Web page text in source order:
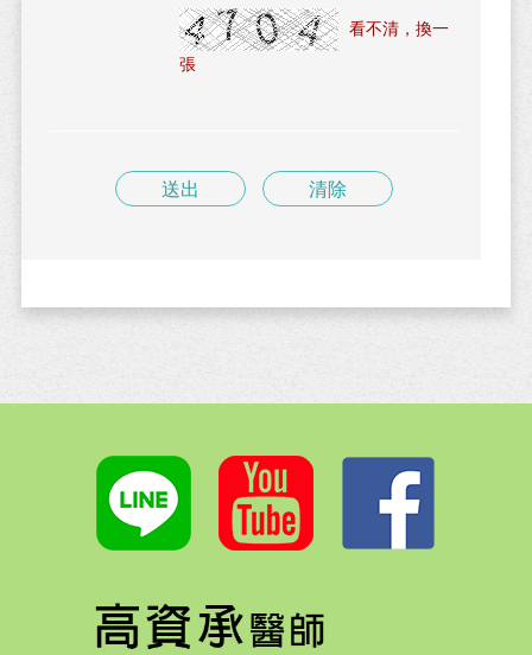
看不清，換一
張
送出 清除